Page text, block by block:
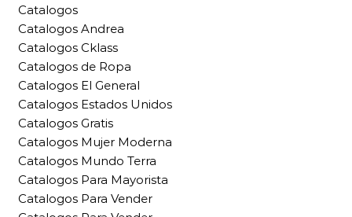
Catalogos
Catalogos Andrea
Catalogos Cklass
Catalogos de Ropa
Catalogos El General
Catalogos Estados Unidos
Catalogos Gratis
Catalogos Mujer Moderna
Catalogos Mundo Terra
Catalogos Para Mayorista
Catalogos Para Vender